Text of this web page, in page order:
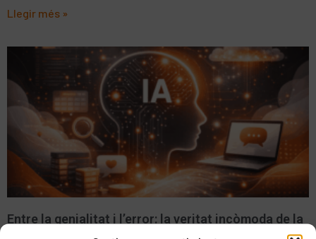
Llegir més »
Entre la genialitat i l’error: la veritat incòmoda de la